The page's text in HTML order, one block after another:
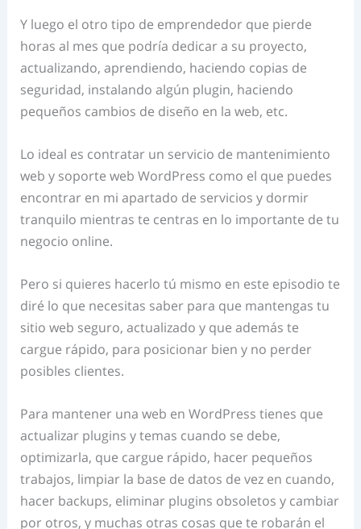
Y luego el otro tipo de emprendedor que pierde
horas al mes que podría dedicar a su proyecto,
actualizando, aprendiendo, haciendo copias de
seguridad, instalando algún plugin, haciendo
pequeños cambios de diseño en la web, etc.
Lo ideal es contratar un servicio de mantenimiento
web y soporte web WordPress como el que puedes
encontrar en mi apartado de servicios y dormir
tranquilo mientras te centras en lo importante de tu
negocio online.
Pero si quieres hacerlo tú mismo en este episodio te
diré lo que necesitas saber para que mantengas tu
sitio web seguro, actualizado y que además te
cargue rápido, para posicionar bien y no perder
posibles clientes.
Para mantener una web en WordPress tienes que
actualizar plugins y temas cuando se debe,
optimizarla, que cargue rápido, hacer pequeños
trabajos, limpiar la base de datos de vez en cuando,
hacer backups, eliminar plugins obsoletos y cambiar
por otros, y muchas otras cosas que te robarán el